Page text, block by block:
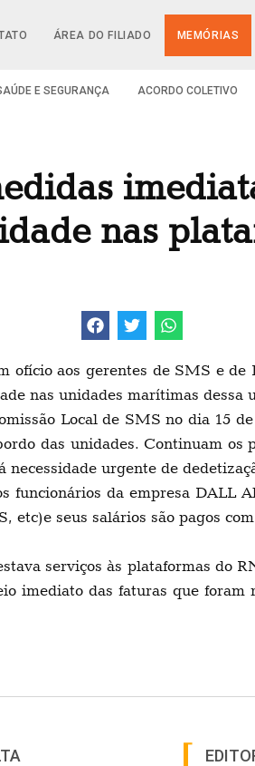
ÁREA DO FILIADO MEMÓRIAS
E SEGURANÇA ACORDO COLETIVO
nas
aos gerentes de SMS e de
nas unidades marítimas dessa
Local de SMS no dia 15
das unidades. Continuam
urgente de
funcionários da empresa DALL
seus salários são pagos
serviços às plataformas do
imediato das faturas que